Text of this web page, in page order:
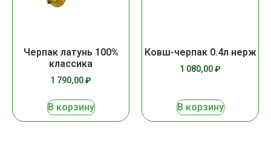
Черпак латунь 100%
классика
1 790,00₽
В корзину
Ковш-черпак 0.4л нерж
1 080,00₽
В корзину